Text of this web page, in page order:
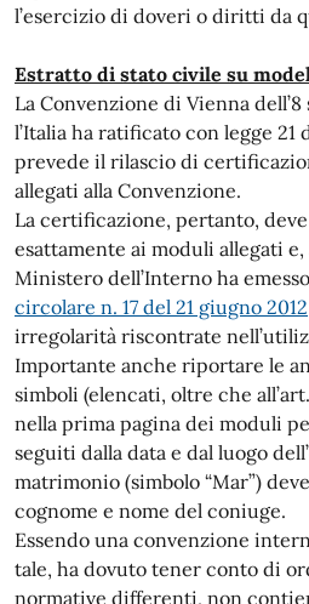
l’esercizio di doveri o diritti da
Estratto di stato civile su
La Convenzione di Vienna dell’8
l’Italia ha ratificato con legge 21
prevede il rilascio di
allegati alla Convenzione.
La certificazione, pertanto,
esattamente ai moduli allegati
Ministero dell’Interno ha
circolare n. 17 del 21 giugno 2012
irregolarità riscontrate
Importante anche riportare le
simboli (elencati, oltre che
nella prima pagina dei moduli
seguiti dalla data e dal luogo
matrimonio (simbolo “Mar”)
cognome e nome del coniuge.
Essendo una convenzione
tale, ha dovuto tener conto di
normative differenti, non